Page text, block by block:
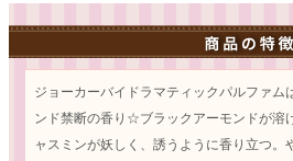
ジョーカーバイドラマティックパルファム
ンド禁断の香り☆ブラックアーモンドが溶
ャスミンが妖しく、誘うように香り立つ。